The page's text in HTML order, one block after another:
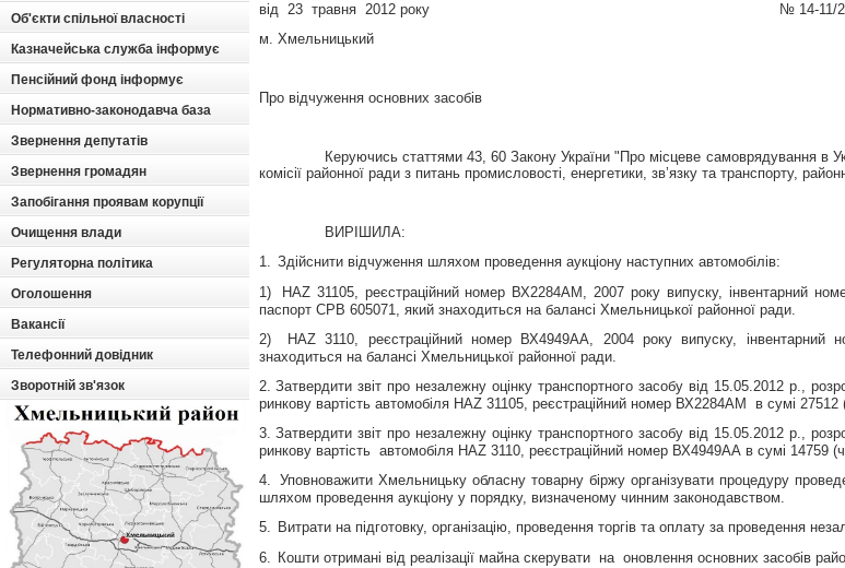
Об'єкти спільної власності
Казначейська служба інформує
Пенсійний фонд інформує
Нормативно-законодавча база
Звернення депутатів
Звернення громадян
Запобігання проявам корупції
Очищення влади
Регуляторна політика
Оголошення
Вакансії
Телефонний довідник
Зворотній зв'язок
від 23 травня 2012 року № 14-11/
м. Хмельницький
Про відчуження основних засобів
Керуючись статтями 43, 60 Закону України "Про місцеве самоврядування в
комісії районної ради з питань промисловості, енергетики, зв’язку та транспорту,
ВИРІШИЛА:
1. Здійснити відчуження шляхом проведення аукціону наступних автомобілів:
1)
HAZ 31105, реєстраційний номер ВХ2284АМ, 2007 року випуску, інвентарний
паспорт СРВ 605071, який знаходиться на балансі Хмельницької районної ради.
2)
HAZ3110, реєстраційний номер ВХ4949АА, 2004 року випуску, інвентарний
знаходиться на балансі Хмельницької районної ради.
2. Затвердити звіт про незалежну оцінку транспортного засобу від 15.05.2012 р.,
ринкову вартість автомобіля HAZ 31105, реєстраційний номер ВХ2284АМ
в сумі 27512
3. Затвердити звіт про незалежну оцінку транспортного засобу від 15.05.2012 р.,
ринкову вартість автомобіля HAZ 3110, реєстраційний номер ВХ4949АА в сумі 14759
4. Уповноважити Хмельницьку обласну товарну біржу організувати процедуру
шляхом проведення аукціону у порядку, визначеному чинним законодавством.
5. Витрати на підготовку, організацію, проведення торгів та оплату за проведення
6. Кошти отримані від реалізації майна скерувати на оновлення основних засобів